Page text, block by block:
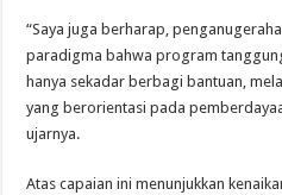
“Saya juga berharap,
paradigma bahwa program
hanya sekadar berbagi bantuan,
yang berorientasi pada
ujarnya.
Atas capaian ini menunjukkan